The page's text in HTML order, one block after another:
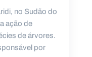
no Sudão do
ação de
de árvores.
por